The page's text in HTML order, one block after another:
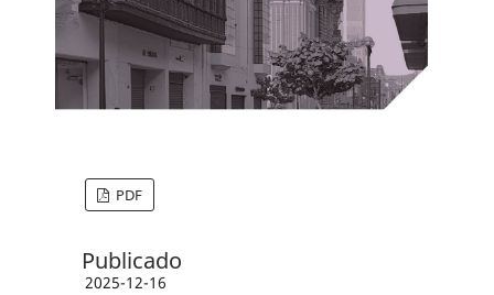
PDF
Publicado
2025-12-16